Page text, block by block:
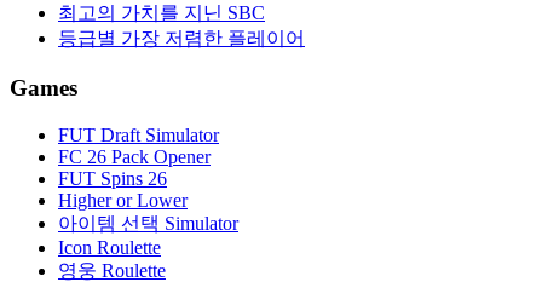
최고의 가치를 지닌 SBC
등급별 가장 저렴한 플레이어
Games
FUT Draft Simulator
FC 26 Pack Opener
FUT Spins 26
Higher or Lower
아이템 선택 Simulator
Icon Roulette
영웅 Roulette